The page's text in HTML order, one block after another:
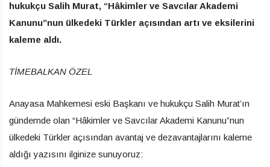
hukukçu Salih Murat, “Hâkimler ve Savcılar Akademi
Kanunu”nun ülkedeki Türkler açısından artı ve eksilerini
kaleme aldı.
TİMEBALKAN ÖZEL
Anayasa Mahkemesi eski Başkanı ve hukukçu Salih Murat’ın
gündemde olan “Hâkimler ve Savcılar Akademi Kanunu”nun
ülkedeki Türkler açısından avantaj ve dezavantajlarını kaleme
aldığı yazısını ilginize sunuyoruz: